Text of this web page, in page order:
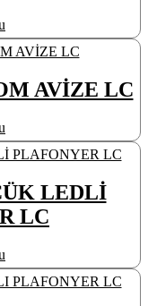
AVİZE LC
LEDLİ
LC